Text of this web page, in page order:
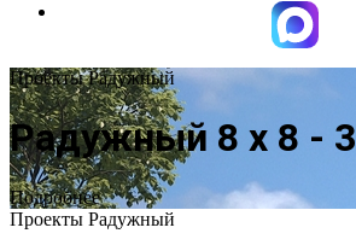
Проекты Радужный
Радужный 8 х 8 - 3
Подробнее
Проекты Радужный